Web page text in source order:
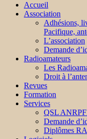
Accueil
Association
Adhésions,
Pacifique,
L’association
Demande
Radioamateurs
Les
Droit à
Revues
Formation
Services
QSL
Demande
Diplômes